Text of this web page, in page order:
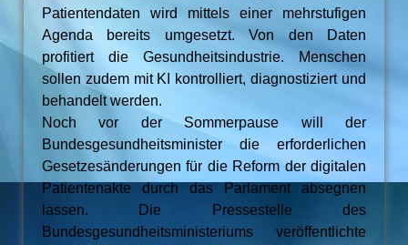
Patientendaten wird mittels einer mehrstufigen
Agenda bereits umgesetzt. Von den Daten
profitiert die Gesundheitsindustrie. Menschen
sollen zudem mit KI kontrolliert, diagnostiziert und
behandelt werden.
Noch vor der Sommerpause will der
Bundesgesundheitsminister die erforderlichen
Gesetzesänderungen für die Reform der digitalen
Patientenakte durch das Parlament absegnen
lassen. Die Pressestelle des
Bundesgesundheitsministeriums veröffentlichte